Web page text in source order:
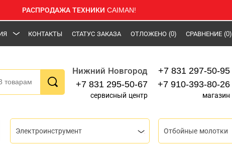
РАСПРОДАЖА ТЕХНИКИ CAIMAN!
КОНТАКТЫ СТАТУС ЗАКАЗА ОТЛОЖЕНО (0) СРАВНЕНИЕ (0)
Нижний Новгород
+7 831 295-50-67
сервисный центр
+7 831 297-50-95
+7 910-393-80-26
магазин
Электроинструмент Отбойные молотки